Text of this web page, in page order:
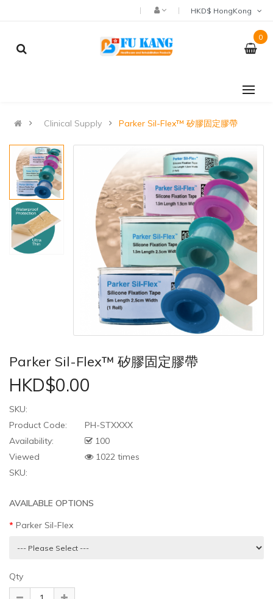
0
Clinical Supply Parker Sil-Flex™ 矽膠固定膠帶
Parker Sil-Flex™ 矽膠固定膠帶
HKD$0.00
SKU:
Product Code:
PH-STXXXX
Availability:
100
Viewed
1022 times
SKU:
AVAILABLE OPTIONS
Parker Sil-Flex
Qty